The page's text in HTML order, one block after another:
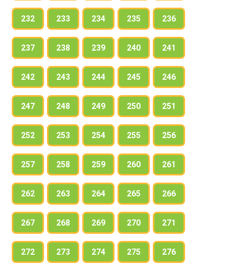
232 233 234 235 236
237 238 239 240 241
242 243 244 245 246
247 248 249 250 251
252 253 254 255 256
257 258 259 260 261
262 263 264 265 266
267 268 269 270 271
272 273 274 275 276